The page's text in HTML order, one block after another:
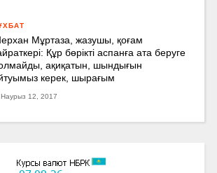
Мұртаза, жазушы, қоғам
Құр бөрікті аспанға ата беруге
ақиқатын, шындығын
керек, шырағым
Наурыз 12, 2017